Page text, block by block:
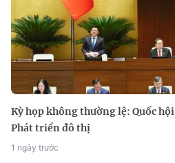
Kỳ họp không thường lệ: Quốc
Phát triển đô thị
1 ngày trước